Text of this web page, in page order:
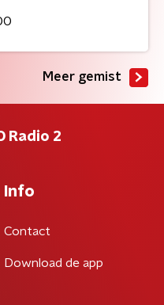
Meer gemist
Radio 2
Info
Contact
Download de app